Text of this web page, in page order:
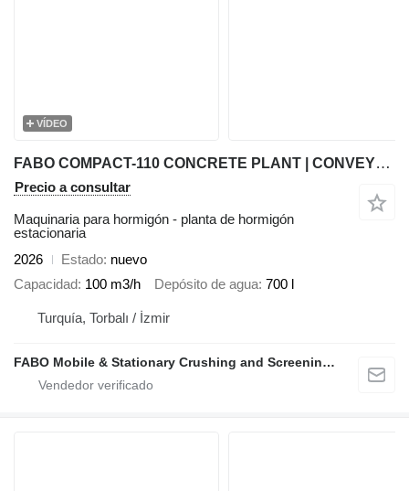
VÍDEO
FABO COMPACT-110 CONCRETE PLANT | CONVEYOR TYPE
Precio a consultar
Maquinaria para hormigón - planta de hormigón
estacionaria
2026
Estado nuevo
Capacidad 100 m3/h Depósito de agua 700 l
Turquía, Torbalı / İzmir
FABO Mobile & Stationary Crushing and Screening Plants | Concrete Batching Plants Manufacturer